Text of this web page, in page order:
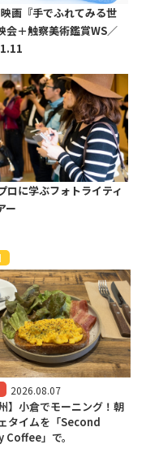
映画『手でふれてみる世
会＋触察美術鑑賞WS／
ロに学ぶフォトライティ
ー
2026.08.07
】小倉でモーニング！朝
タイムを「Second
」で。